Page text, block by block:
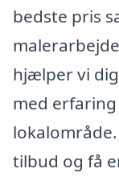
bedste pris
hjælper vi
med
tilbud og få